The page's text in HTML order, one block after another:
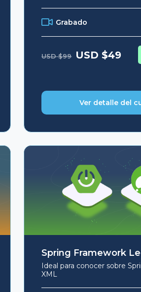
Grabado
USD $99 Original
price
USD $49
Ver detalle del
Spring Framework
Ideal para conocer sobre
XML